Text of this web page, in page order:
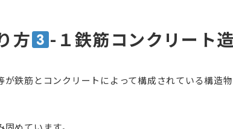
方 -１鉄筋コンクリート
が鉄筋とコンクリートによって構成されている構造